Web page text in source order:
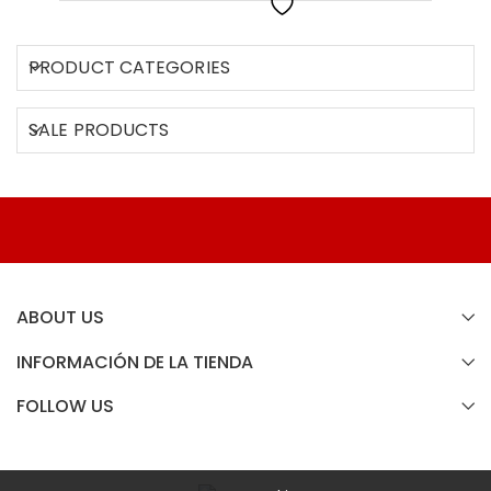
PRODUCT CATEGORIES
SALE PRODUCTS
ABOUT US
INFORMACIÓN DE LA TIENDA
FOLLOW US